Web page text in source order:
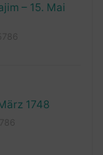
– 15. Mai
1748